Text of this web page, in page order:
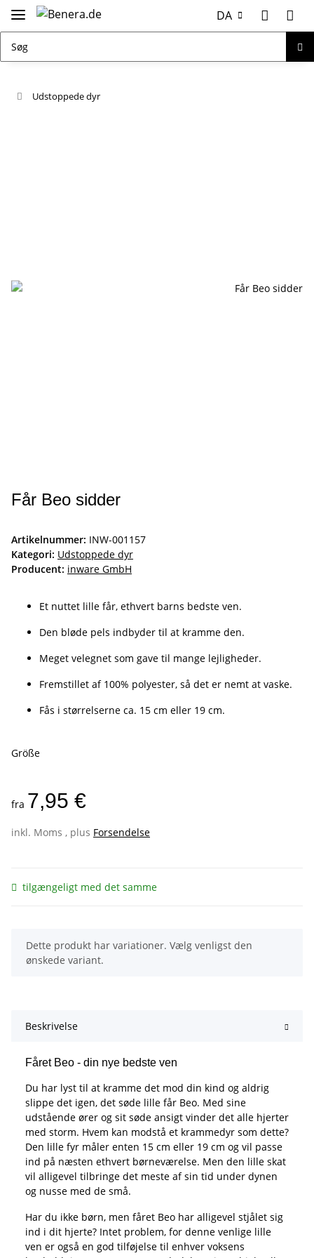
DA
Udstoppede dyr
Får Beo sidder
Artikelnummer: INW-001157
Kategori: Udstoppede dyr
Producent: inware GmbH
Et nuttet lille får, ethvert barns bedste ven.
Den bløde pels indbyder til at kramme den.
Meget velegnet som gave til mange lejligheder.
Fremstillet af 100% polyester, så det er nemt at vaske.
Fås i størrelserne ca. 15 cm eller 19 cm.
Größe
fra 7,95 €
inkl. Moms , plus Forsendelse
tilgængeligt med det samme
x
Dette produkt har variationer. Vælg venligst den
ønskede variant.
Beskrivelse
Fåret Beo - din nye bedste ven
Du har lyst til at kramme det mod din kind og aldrig
slippe det igen, det søde lille får Beo. Med sine
udstående ører og sit søde ansigt vinder det alle hjerter
med storm. Hvem kan modstå et krammedyr som dette?
Den lille fyr måler enten 15 cm eller 19 cm og vil passe
ind på næsten ethvert børneværelse. Men den lille skat
vil alligevel tilbringe det meste af sin tid under dynen
og nusse med de små.
Har du ikke børn, men fåret Beo har alligevel stjålet sig
ind i dit hjerte? Intet problem, for denne venlige lille
ven er også en god tilføjelse til enhver voksens